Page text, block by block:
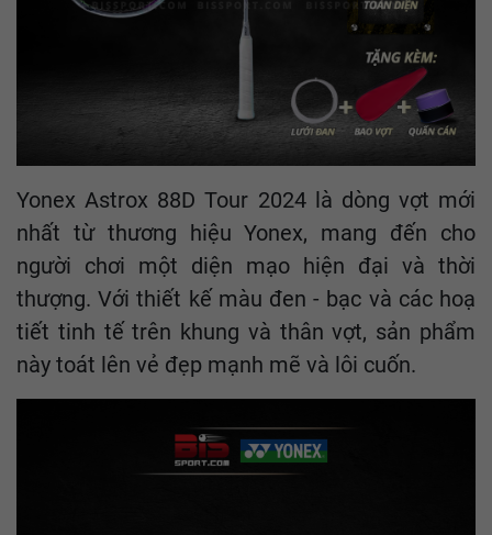
Yonex Astrox 88D Tour 2024 là dòng vợt mới
nhất từ thương hiệu Yonex, mang đến cho
người chơi một diện mạo hiện đại và thời
thượng. Với thiết kế màu đen - bạc và các hoạ
tiết tinh tế trên khung và thân vợt, sản phẩm
này toát lên vẻ đẹp mạnh mẽ và lôi cuốn.